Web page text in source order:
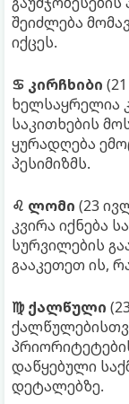
შეიძლება
იქცეს.
♋ კირჩხიბი
ხელსაყრელია
საკითხების
ყურადღება
პესიმიზმს.
♌ ლომი (23
კვირა იქნება
სურვილების
გააკეთეთ ის,
♍ ქალწული
დაწყებული
დეტალებზე.